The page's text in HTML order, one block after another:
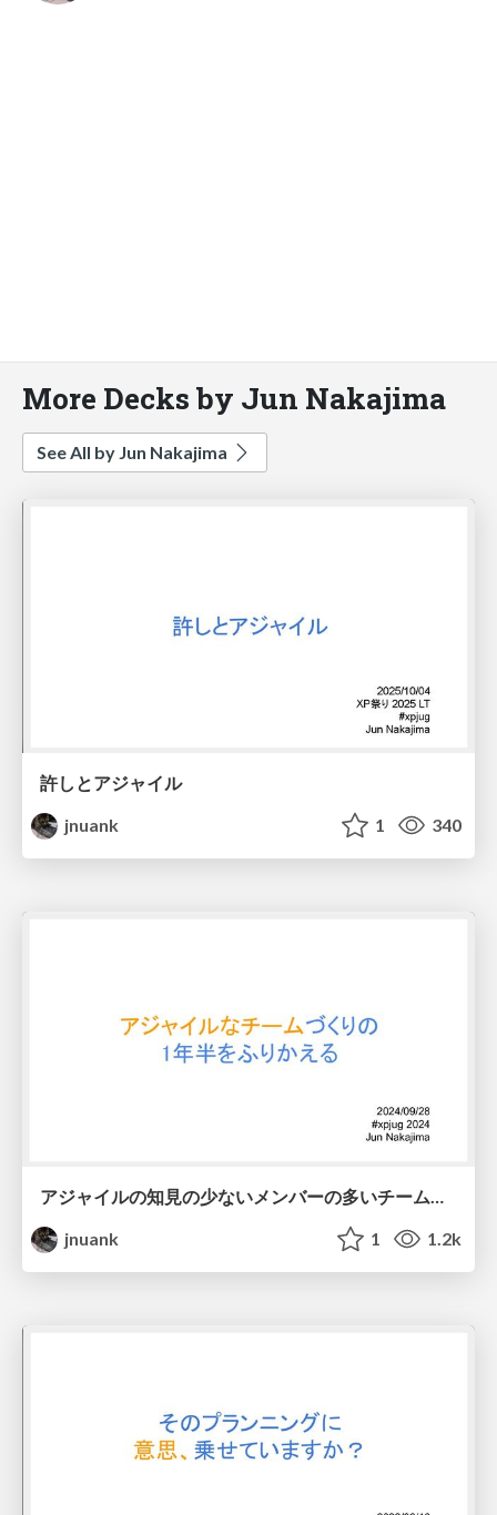
More Decks by Jun Nakajima
See All by Jun Nakajima
許しとアジャイル
jnuank
1 340
jnuank
1 1.2k